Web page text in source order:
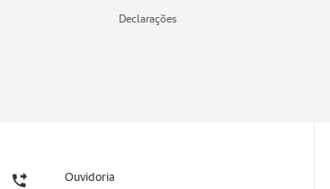
Declarações
Ouvidoria